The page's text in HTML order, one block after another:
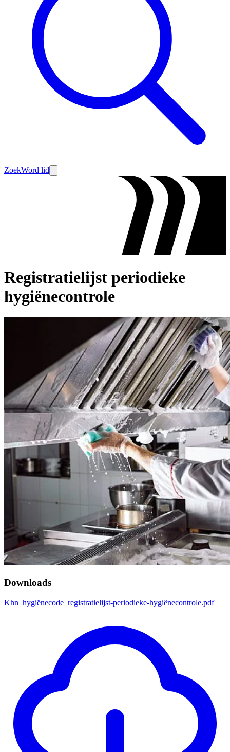
ZoekWord lid
Registratielijst periodieke
hygiënecontrole
Downloads
Khn_hygiënecode_registratielijst-periodieke-hygiënecontrole.pdf